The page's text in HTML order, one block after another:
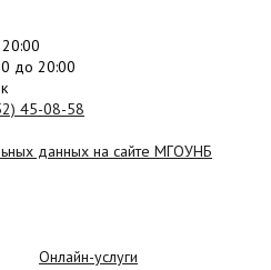
до 20:00
45-08-58
данных на сайте МГОУНБ
Онлайн-услуги